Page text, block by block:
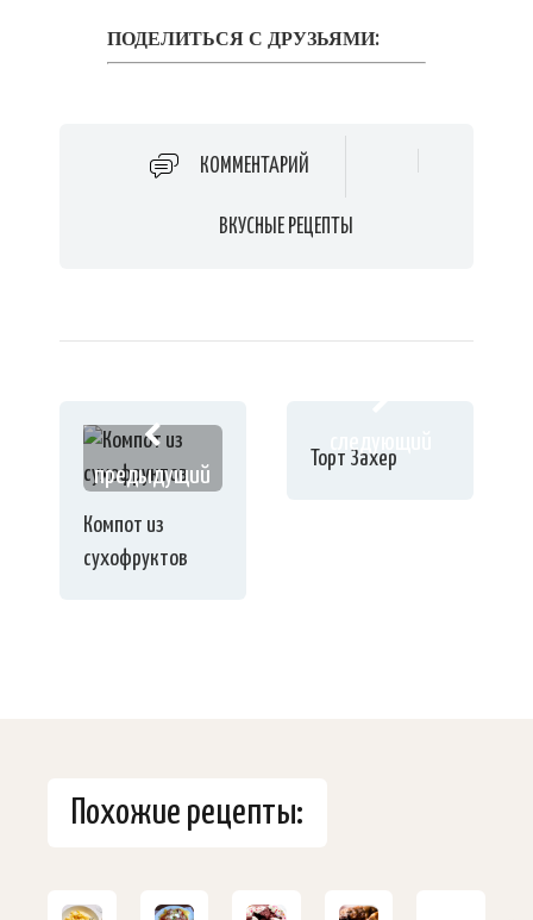
ПОДЕЛИТЬСЯ С ДРУЗЬЯМИ:
КОММЕНТАРИЙ
ВКУСНЫЕ РЕЦЕПТЫ
предыдущий
Компот из
сухофруктов
следующий
Торт Захер
Похожие рецепты: